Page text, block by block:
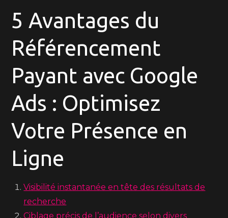
5 Avantages du
Référencement
Payant avec Google
Ads : Optimisez
Votre Présence en
Ligne
Visibilité instantanée en tête des résultats de
recherche
Ciblage précis de l’audience selon divers